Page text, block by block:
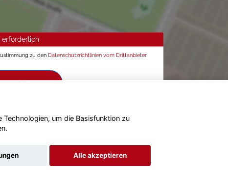
erforderlich
zu den Datenschutzrichtlinien vom Drittanbieter
um die Basisfunktion zu
Alle akzeptieren